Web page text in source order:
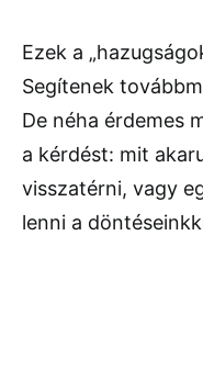
Ezek a
Segítenek
De néha érdemes
a kérdést: mit
visszatérni, vagy
lenni a